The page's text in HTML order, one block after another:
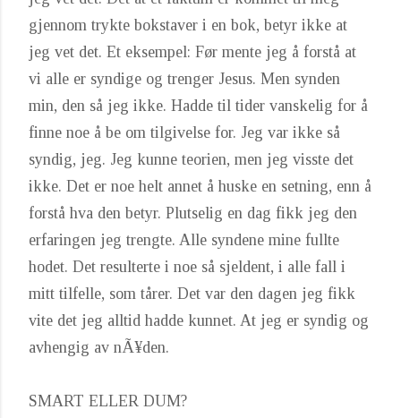
gjennom trykte bokstaver i en bok, betyr ikke at
jeg vet det. Et eksempel: Før mente jeg å forstå at
vi alle er syndige og trenger Jesus. Men synden
min, den så jeg ikke. Hadde til tider vanskelig for å
finne noe å be om tilgivelse for. Jeg var ikke så
syndig, jeg. Jeg kunne teorien, men jeg visste det
ikke. Det er noe helt annet å huske en setning, enn å
forstå hva den betyr. Plutselig en dag fikk jeg den
erfaringen jeg trengte. Alle syndene mine fullte
hodet. Det resulterte i noe så sjeldent, i alle fall i
mitt tilfelle, som tårer. Det var den dagen jeg fikk
vite det jeg alltid hadde kunnet. At jeg er syndig og
avhengig av nÃ¥den.
SMART ELLER DUM?